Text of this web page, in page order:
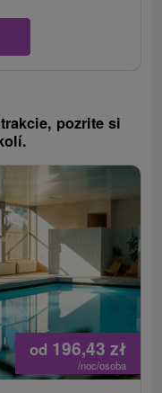
pozrite si
od 196,43zł
/noc/osoba